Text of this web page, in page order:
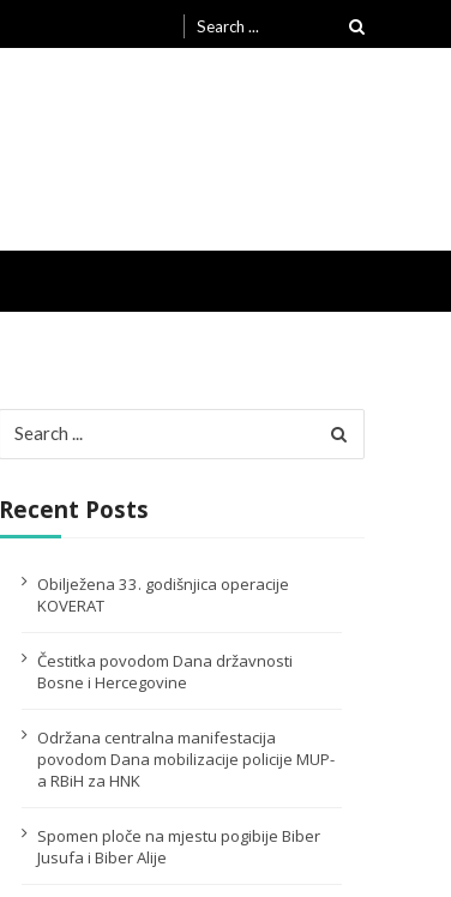
Search
for:
for:
Recent Posts
Obilježena 33. godišnjica operacije
KOVERAT
Čestitka povodom Dana državnosti
Bosne i Hercegovine
Održana centralna manifestacija
povodom Dana mobilizacije policije MUP-
a RBiH za HNK
Spomen ploče na mjestu pogibije Biber
Jusufa i Biber Alije